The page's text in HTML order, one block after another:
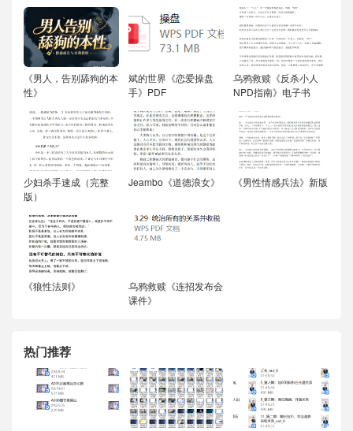
《男人，告别舔狗的本
性》
斌的世界《恋爱操盘
手》PDF
乌鸦救赎《反杀小人
NPD指南》电子书
少妇杀手速成（完整
版）
Jeambo《道德浪女》 《男性情感兵法》新版
《狼性法则》
乌鸦救赎《连招发布会
课件》
热门推荐